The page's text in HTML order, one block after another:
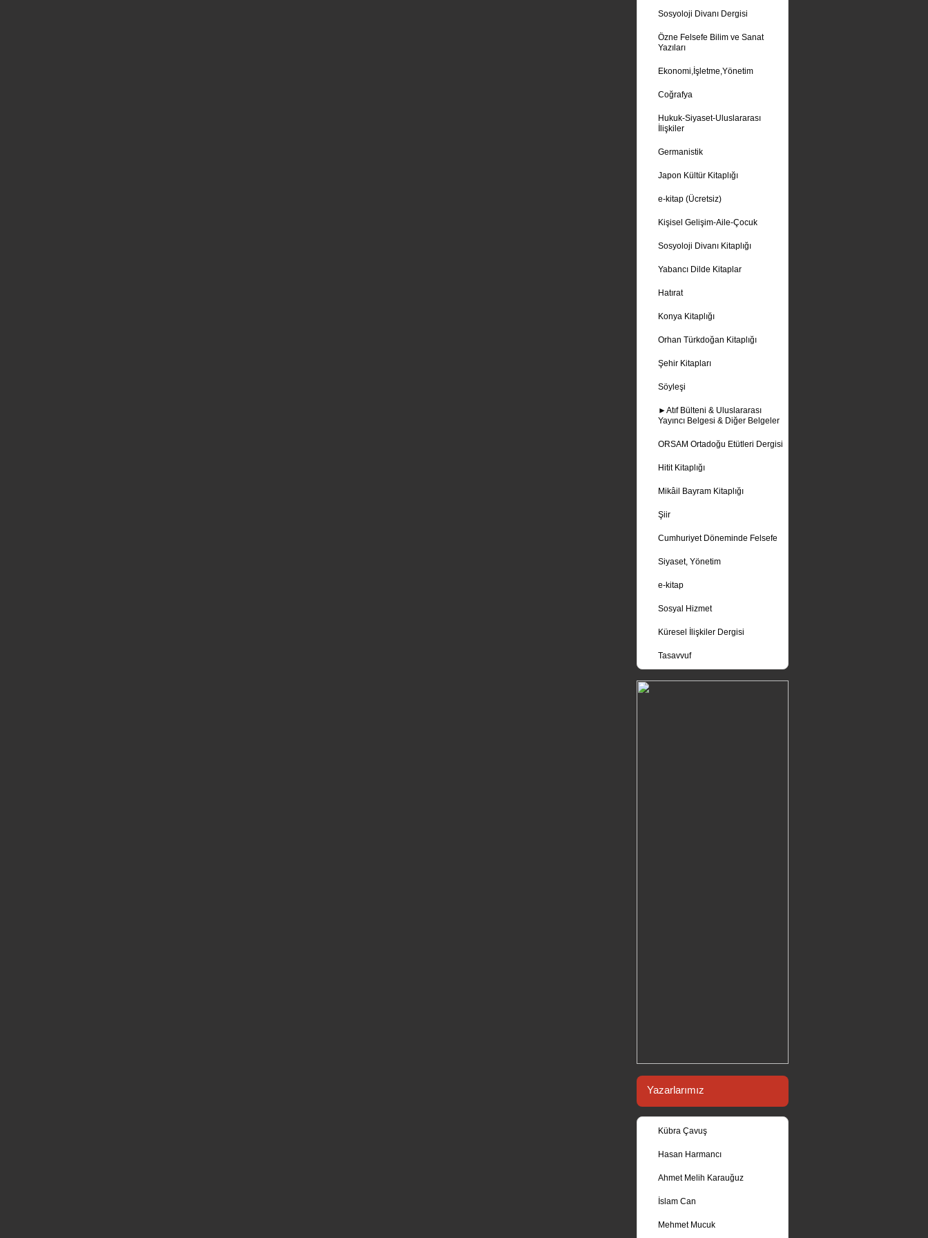
Sosyoloji Divanı Dergisi
Özne Felsefe Bilim ve Sanat
Yazıları
Ekonomi,İşletme,Yönetim
Coğrafya
Hukuk-Siyaset-Uluslararası
İlişkiler
Germanistik
Japon Kültür Kitaplığı
e-kitap (Ücretsiz)
Kişisel Gelişim-Aile-Çocuk
Sosyoloji Divanı Kitaplığı
Yabancı Dilde Kitaplar
Hatırat
Konya Kitaplığı
Orhan Türkdoğan Kitaplığı
Şehir Kitapları
Söyleşi
►Atıf Bülteni & Uluslararası
Yayıncı Belgesi & Diğer Belgeler
ORSAM Ortadoğu Etütleri Dergisi
Hitit Kitaplığı
Mikâil Bayram Kitaplığı
Şiir
Cumhuriyet Döneminde Felsefe
Siyaset, Yönetim
e-kitap
Sosyal Hizmet
Küresel İlişkiler Dergisi
Tasavvuf
Yazarlarımız
Kübra Çavuş
Hasan Harmancı
Ahmet Melih Karauğuz
İslam Can
Mehmet Mucuk